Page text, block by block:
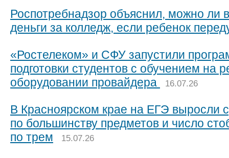
Роспотребнадзор объяснил, можно ли
деньги за колледж, если ребенок
«Ростелеком» и СФУ запустили
подготовки студентов с обучением на
оборудовании провайдера
16.07.26
В Красноярском крае на ЕГЭ выросли
по большинству предметов и число
по трем
15.07.26